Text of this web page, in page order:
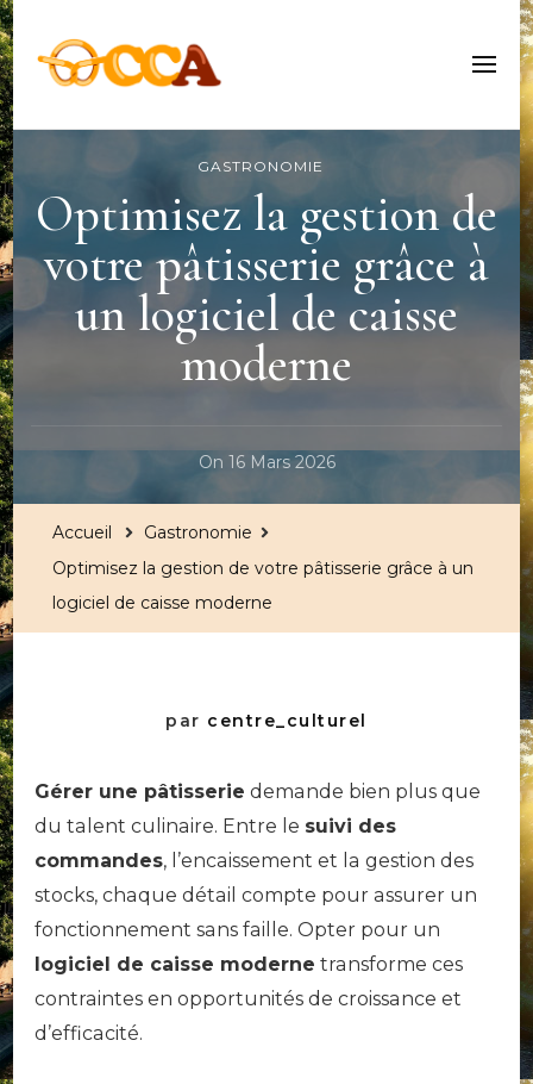
Centre Culturel Alsacien
GASTRONOMIE
Optimisez la gestion de
votre pâtisserie grâce à
un logiciel de caisse
moderne
On 16 Mars 2026
Accueil
Gastronomie
Optimisez la gestion de votre pâtisserie grâce à un
logiciel de caisse moderne
par centre_culturel
Gérer une pâtisserie demande bien plus que
du talent culinaire. Entre le suivi des
commandes, l’encaissement et la gestion des
stocks, chaque détail compte pour assurer un
fonctionnement sans faille. Opter pour un
logiciel de caisse moderne transforme ces
contraintes en opportunités de croissance et
d’efficacité.